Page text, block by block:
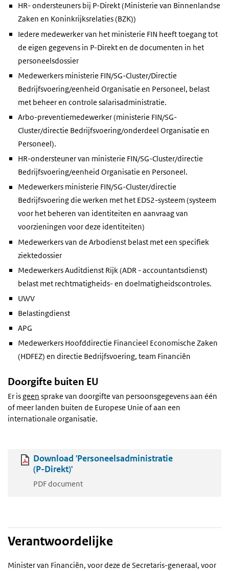
HR- ondersteuners bij P-Direkt (Ministerie van Binnenlandse
Zaken en Koninkrijksrelaties (BZK))
Iedere medewerker van het ministerie FIN heeft toegang tot
de eigen gegevens in P-Direkt en de documenten in het
personeelsdossier
Medewerkers ministerie FIN/SG-Cluster/Directie
Bedrijfsvoering/eenheid Organisatie en Personeel, belast
met beheer en controle salarisadministratie.
Arbo-preventiemedewerker (ministerie FIN/SG-
Cluster/directie Bedrijfsvoering/onderdeel Organisatie en
Personeel).
HR-ondersteuner van ministerie FIN/SG-Cluster/directie
Bedrijfsvoering/eenheid Organisatie en Personeel.
Medewerkers ministerie FIN/SG-Cluster/directie
Bedrijfsvoering die werken met het EDS2-systeem (systeem
voor het beheren van identiteiten en aanvraag van
voorzieningen voor deze identiteiten)
Medewerkers van de Arbodienst belast met een specifiek
ziektedossier
Medewerkers Auditdienst Rijk (ADR - accountantsdienst)
belast met rechtmatigheids- en doelmatigheidscontroles.
UWV
Belastingdienst
APG
Medewerkers Hoofddirectie Financieel Economische Zaken
(HDFEZ) en directie Bedrijfsvoering, team Financiën
Doorgifte buiten EU
Er isgeen sprake van doorgifte van persoonsgegevens aan één
of meer landen buiten de Europese Unie of aan een
internationale organisatie.
Download 'Personeelsadministratie
(P-Direkt)'
PDF document
Verantwoordelijke
Minister van Financiën, voor deze de Secretaris-generaal, voor